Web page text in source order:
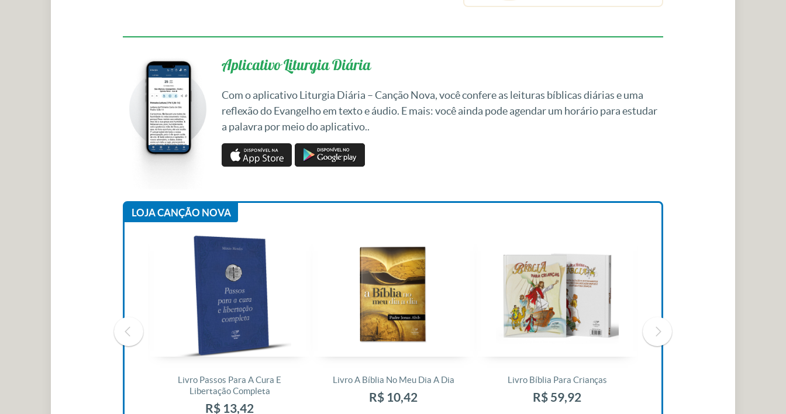
Aplicativo Liturgia Diária
Com o aplicativo Liturgia Diária – Canção Nova, você confere as leituras bíblicas diárias e uma
reflexão do Evangelho em texto e áudio. E mais: você ainda pode agendar um horário para estudar
a palavra por meio do aplicativo..
LOJA CANÇÃO NOVA
Livro Passos Para A Cura E
Libertação Completa
R$ 13,42
Livro A Bíblia No Meu Dia A Dia
R$ 10,42
Livro Bíblia Para Crianças
R$ 59,92